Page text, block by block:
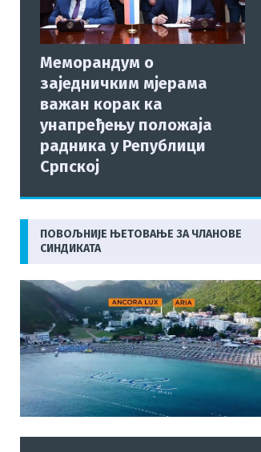
Меморандум о
заједничким мјерама
важан корак ка
унапређењу положаја
радника у Републици
Српској
ПОВОЉНИЈЕ ЊЕТОВАЊЕ ЗА ЧЛАНОВЕ
СИНДИКАТА